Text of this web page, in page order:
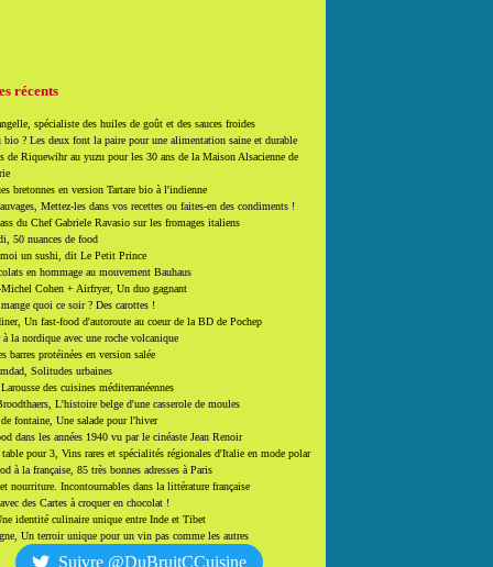
récents
spécialiste des huiles de goût et des sauces froides
bio ? Les deux font la paire pour une alimentation saine et durable
de Riquewihr au yuzu pour les 30 ans de la Maison Alsacienne de
bretonnes en version Tartare bio à l'indienne
Mettez-les dans vos recettes ou faites-en des condiments !
du Chef Gabriele Ravasio sur les fromages italiens
50 nuances de food
moi un sushi, dit Le Petit Prince
en hommage au mouvement Bauhaus
Michel Cohen + Airfryer, Un duo gagnant
quoi ce soir ? Des carottes !
Un fast-food d'autoroute au coeur de la BD de Pochep
la nordique avec une roche volcanique
barres protéinées en version salée
Solitudes urbaines
des cuisines méditerranéennes
L'histoire belge d'une casserole de moules
fontaine, Une salade pour l'hiver
dans les années 1940 vu par le cinéaste Jean Renoir
pour 3, Vins rares et spécialités régionales d'Italie en mode polar
à la française, 85 très bonnes adresses à Paris
nourriture. Incontournables dans la littérature française
des Cartes à croquer en chocolat !
identité culinaire unique entre Inde et Tibet
Un terroir unique pour un vin pas comme les autres
Suivre @DuBruitCCuisine